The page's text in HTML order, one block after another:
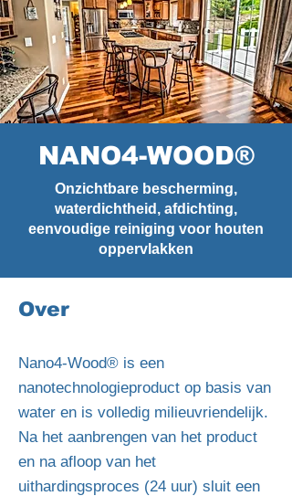
NANO4-WOOD®
Onzichtbare bescherming,
waterdichtheid, afdichting,
eenvoudige reiniging voor houten
oppervlakken
Over
Nano4-Wood® is een
nanotechnologieproduct op basis van
water en is volledig milieuvriendelijk.
Na het aanbrengen van het product
en na afloop van het
uithardingsproces (24 uur) sluit een